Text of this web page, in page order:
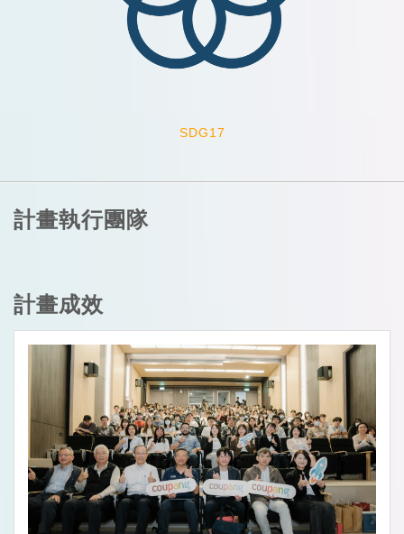
SDG17
計畫執行團隊
計畫成效